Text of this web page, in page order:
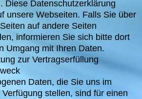
Diese Datenschutzerklärung
unsere Webseiten. Falls Sie über
auf andere Seiten
informieren Sie sich bitte dort
Umgang mit Ihren Daten.
zur Vertragserfüllung
Daten, die Sie uns im
stellen, sind für einen